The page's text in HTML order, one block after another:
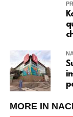
MORE IN